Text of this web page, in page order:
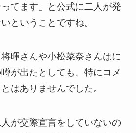
てます」と公式に二人が発
ということですね。
暉さんや小松菜奈さんはに
が出たとしても、特にコメ
はありませんでした。
が交際宣言をしていないの